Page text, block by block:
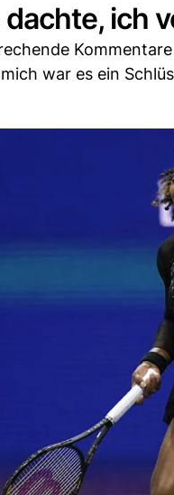
dachte, ich
war es ein